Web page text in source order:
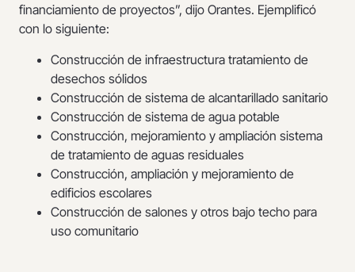
financiamiento de proyectos”, dijo Orantes. Ejemplificó
con lo siguiente:
Construcción de infraestructura tratamiento de
desechos sólidos
Construcción de sistema de alcantarillado sanitario
Construcción de sistema de agua potable
Construcción, mejoramiento y ampliación sistema
de tratamiento de aguas residuales
Construcción, ampliación y mejoramiento de
edificios escolares
Construcción de salones y otros bajo techo para
uso comunitario